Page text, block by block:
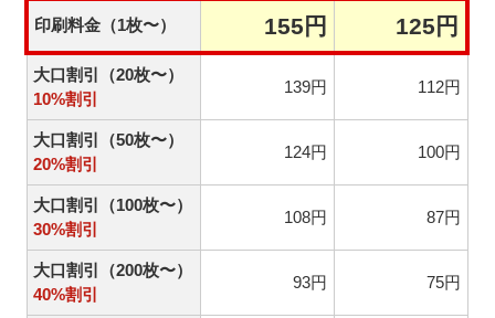
印刷料金（1枚〜） 155円 125円
大口割引（20枚〜）
10%割引
139円 112円
大口割引（50枚〜）
20%割引
124円 100円
大口割引（100枚〜）
30%割引
108円 87円
大口割引（200枚〜）
40%割引
93円 75円